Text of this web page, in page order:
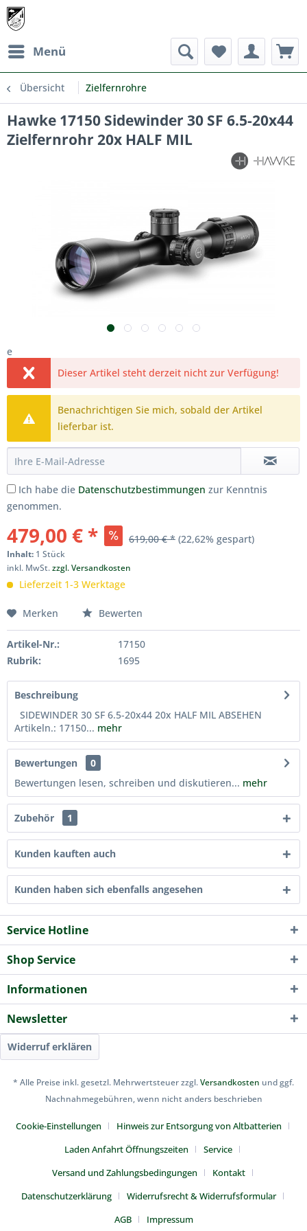
Menü
Übersicht Zielfernrohre
Hawke 17150 Sidewinder 30 SF 6.5-20x44
Zielfernrohr 20x HALF MIL
e
Dieser Artikel steht derzeit nicht zur Verfügung!
Benachrichtigen Sie mich, sobald der Artikel
lieferbar ist.
Ich habe die Datenschutzbestimmungen zur Kenntnis
genommen.
479,00 € * 619,00 € * (22,62% gespart)
Inhalt: 1 Stück
inkl. MwSt.zzgl. Versandkosten
Lieferzeit 1-3 Werktage
Merken Bewerten
Artikel-Nr.:
17150
Rubrik:
1695
Beschreibung
SIDEWINDER 30 SF 6.5-20x44 20x HALF MIL ABSEHEN
Artikeln.: 17150... mehr
Bewertungen
0
Bewertungen lesen, schreiben und diskutieren... mehr
Zubehör 1
Kunden kauften auch
Kunden haben sich ebenfalls angesehen
Service Hotline
Shop Service
Informationen
Newsletter
Widerruf erklären
* Alle Preise inkl. gesetzl. Mehrwertsteuer zzgl.Versandkosten und ggf.
Nachnahmegebühren, wenn nicht anders beschrieben
Cookie-Einstellungen
Hinweis zur Entsorgung von Altbatterien
Laden Anfahrt Öffnungszeiten
Service
Versand und Zahlungsbedingungen
Kontakt
Datenschutzerklärung
Widerrufsrecht & Widerrufsformular
AGB
Impressum